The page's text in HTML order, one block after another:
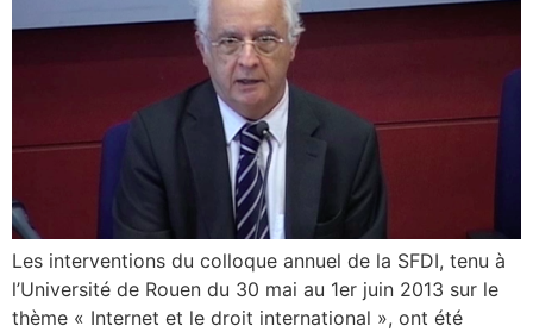
Les interventions du colloque annuel de la SFDI, tenu à
l’Université de Rouen du 30 mai au 1er juin 2013 sur le
thème « Internet et le droit international », ont été